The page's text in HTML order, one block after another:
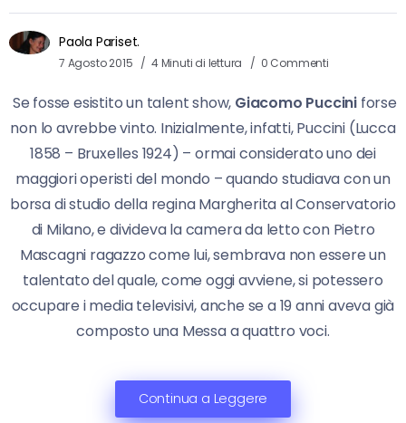
Paola Pariset.
7 Agosto 2015 4 Minuti di lettura 0 Commenti
Se fosse esistito un talent show, Giacomo Puccini forse
non lo avrebbe vinto. Inizialmente, infatti, Puccini (Lucca
1858 – Bruxelles 1924) – ormai considerato uno dei
maggiori operisti del mondo – quando studiava con un
borsa di studio della regina Margherita al Conservatorio
di Milano, e divideva la camera da letto con Pietro
Mascagni ragazzo come lui, sembrava non essere un
talentato del quale, come oggi avviene, si potessero
occupare i media televisivi, anche se a 19 anni aveva già
composto una Messa a quattro voci.
Continua a Leggere